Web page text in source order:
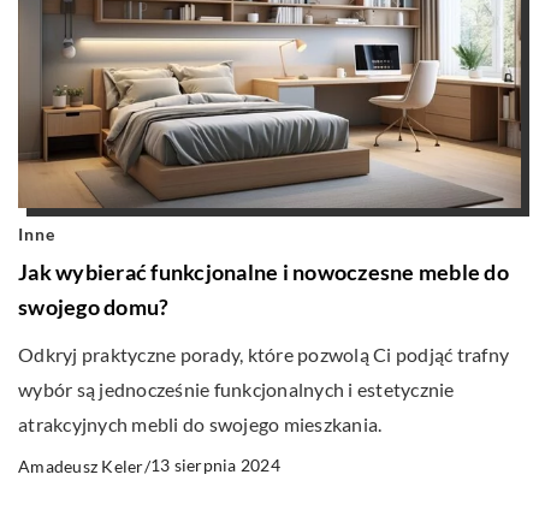
Inne
Jak wybierać funkcjonalne i nowoczesne meble do
swojego domu?
Odkryj praktyczne porady, które pozwolą Ci podjąć trafny
wybór są jednocześnie funkcjonalnych i estetycznie
atrakcyjnych mebli do swojego mieszkania.
Amadeusz Keler/13 sierpnia 2024